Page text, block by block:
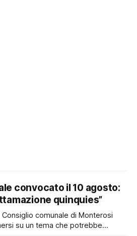
convocato il 10 agosto:
quinquies”
comunale di Monterosi
su un tema che potrebbe